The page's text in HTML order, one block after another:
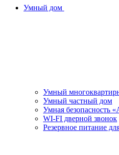
Умный дом
Умный
Умный частный дом
Умная безопасность
WI-FI дверной звонок
Резервное питание